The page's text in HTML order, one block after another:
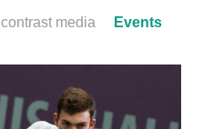
contrast media
Events